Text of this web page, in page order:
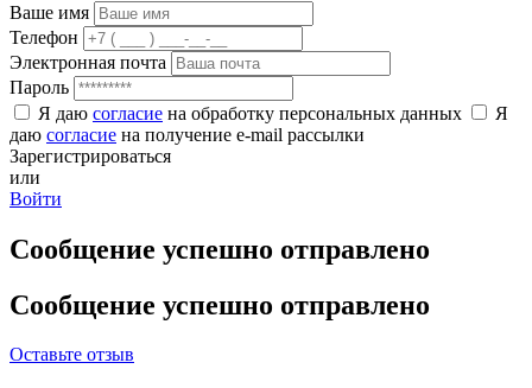
Ваше имя
Телефон
Электронная почта
Пароль
Я даю согласие на обработку персональных данных
Я
даю согласие на получение e-mail рассылки
Зарегистрироваться
или
Войти
Сообщение успешно отправлено
Сообщение успешно отправлено
Оставьте отзыв